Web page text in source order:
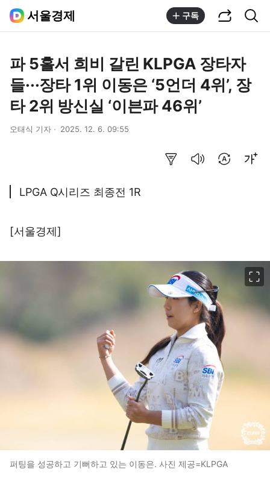
서울경제 구독
파 5홀서 희비 갈린 KLPGA 장타자
들···장타 1위 이동은 ‘5언더 4위’, 장
타 2위 방신실 ‘이븐파 46위’
오태식 기자 2025. 12. 6. 09:55
LPGA Q시리즈 최종전 1R
[서울경제]
퍼팅을 성공하고 기뻐하고 있는 이동은. 사진 제공=KLPGA